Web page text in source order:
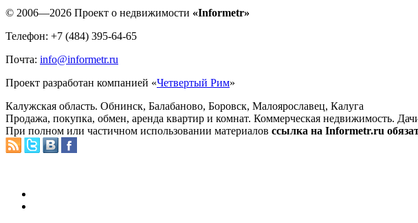
© 2006—2026 Проект о недвижимости «Informetr»
Телефон: +7 (484) 395-64-65
Почта: info@informetr.ru
Проект разработан компанией «Четвертый Рим»
Калужская область. Обнинск, Балабаново, Боровск, Малоярославец, Калуга
Продажа, покупка, обмен, аренда квартир и комнат. Коммерческая недвижимость.
При полном или частичном использовании материалов ссылка на Informetr.ru